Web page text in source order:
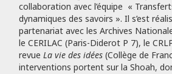
collaboration avec l’équipe «
dynamiques des savoirs ». Il s’est
partenariat avec les Archives
le CERILAC (Paris-Diderot P 7), le
revue La vie des idées (Collège de
interventions portent sur la Shoah,